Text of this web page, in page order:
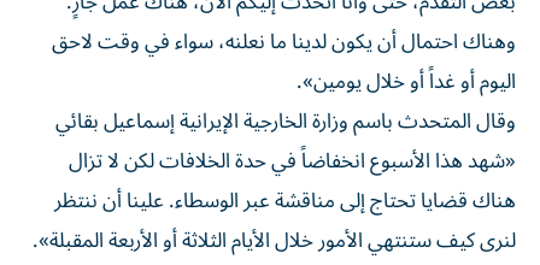
وهناك احتمال أن يكون لدينا ما نعلنه، سواء في وقت لاحق
اليوم أو غداً أو خلال يومين».
وقال المتحدث باسم وزارة الخارجية الإيرانية إسماعيل بقائي
«شهد هذا الأسبوع انخفاضاً في حدة الخلافات لكن لا تزال
هناك قضايا تحتاج إلى مناقشة عبر الوسطاء. ​علينا أن ننتظر
لنرى كيف ستنتهي الأمور خلال الأيام الثلاثة أو الأربعة المقبلة».